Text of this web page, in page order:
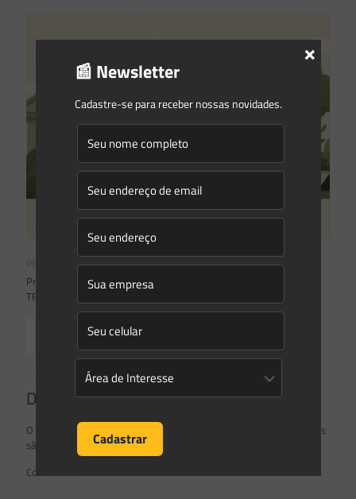
Prescrição administrativa e embargo ambiental: o que decidiu o
TRF1 no IRDR 94
Read more
Deixe um comentário
O seu endereço de e-mail não será publicado.
Campos obrigatórios
são marcados com*
Comentário*
📰 Newsletter
Cadastre-se para receber nossas novidades.
×